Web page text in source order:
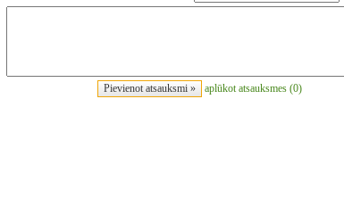
aplūkot atsauksmes (0)